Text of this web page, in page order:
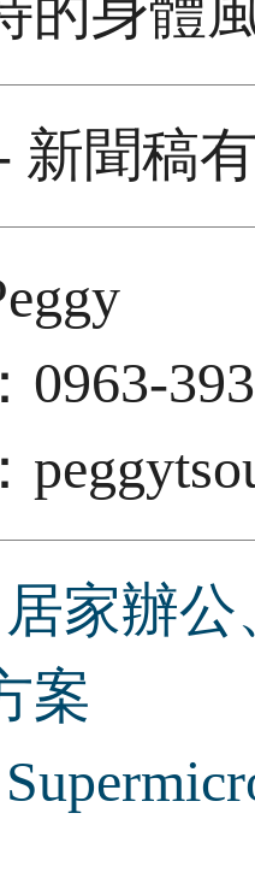
的身體
新聞稿
0963-
居家辦
案